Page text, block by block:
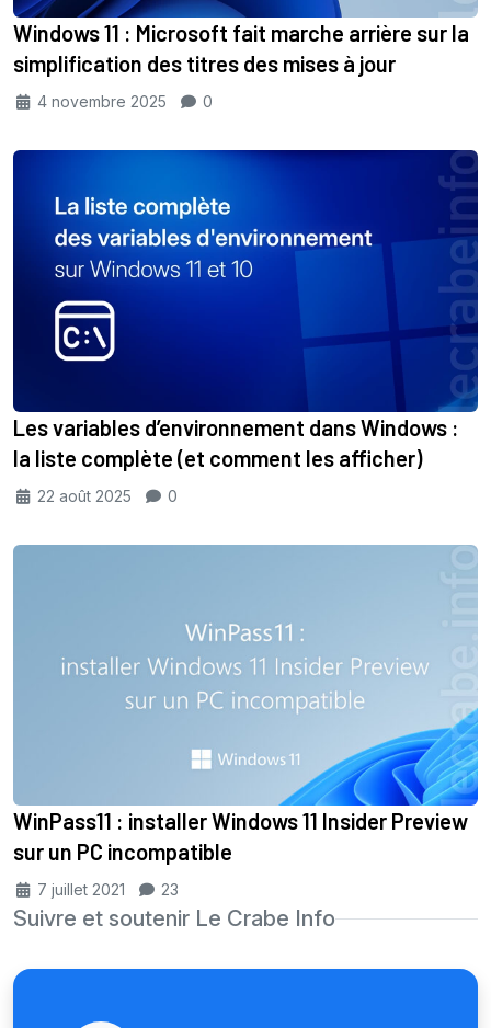
Windows 11 : Microsoft fait marche arrière sur la
simplification des titres des mises à jour
4 novembre 2025 0
Les variables d’environnement dans Windows :
la liste complète (et comment les afficher)
22 août 2025 0
WinPass11 : installer Windows 11 Insider Preview
sur un PC incompatible
7 juillet 2021 23
Suivre et soutenir Le Crabe Info